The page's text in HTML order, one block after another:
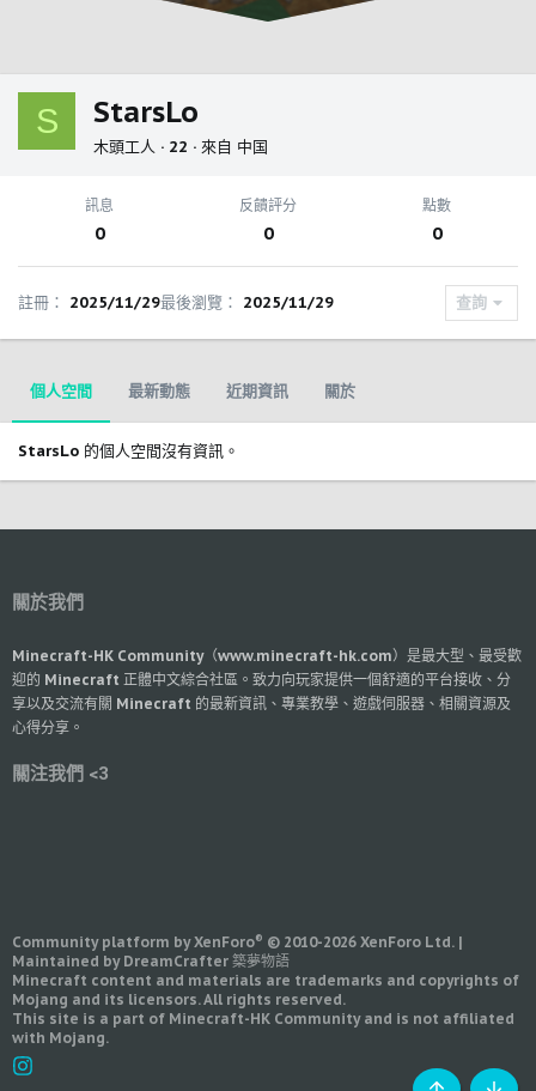
S StarsLo
木頭工人 · 22 · 來自 中国
訊息
0
反饋評分
0
點數
0
註冊 2025/11/29最後瀏覽 2025/11/29 查詢
個人空間 最新動態 近期資訊 關於
StarsLo 的個人空間沒有資訊。
關於我們
Minecraft-HK Community（www.minecraft-hk.com）是最大型、最受歡
迎的 Minecraft 正體中文綜合社區。致力向玩家提供一個舒適的平台接收、分
享以及交流有關 Minecraft 的最新資訊、專業教學、遊戲伺服器、相關資源及
心得分享。
關注我們 <3
Community platform by XenForo® © 2010-2026 XenForo Ltd. |
Maintained by DreamCrafter 築夢物語
Minecraft content and materials are trademarks and copyrights of
Mojang and its licensors. All rights reserved.
This site is a part of Minecraft-HK Community and is not affiliated
with Mojang.